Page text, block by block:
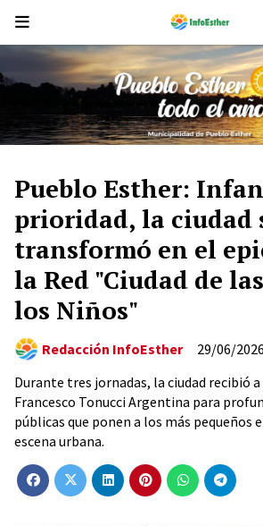
Pueblo Esther:
prioridad, la ciudad
transformó en el
la Red "Ciudad de
los Niños"
Durante tres jornadas, la ciudad recibió
Francesco Tonucci Argentina para
públicas que ponen a los más pequeños
escena urbana.
29/06/2026
Redacción InfoEsther